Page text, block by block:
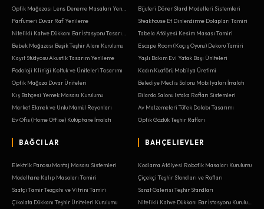
Parfümeri Duvar Raf Yenileme
Bebek Mağazası Beşik Teşhir Alanı Kurulumu
Kayıt Stüdyosu Akustik Tasarım Yenileme
Podoloji Kliniği Koltuk ve Üniteleri Tasarımı
Optik Mağaza Duvar Üniteleri
Kış Bahçesi Yemek Masası Kurulumu
Market Ekmek ve Unlu Mamül Reyonları
Ev Ofis (Home Office) Kütüphane İmalatı
Bijuteri Döner Stand Modelleri Sistemleri
Steakhouse Et Dinlendirme Dolapları Tamiri
Tabela Atölyesi Kesim Masası Tamiri
Escape Room (Kaçış Oyunu) Dekoru Tamiri
Yaşlı Bakım Evi Yatak Başı Üniteleri
Kadın Kuaförü Mobilya Üretimi
Belediye Meclis Salonu Mobilyaları İmalatı
Bilardo Salonu Istaka Rafları Sistemleri
Av Malzemeleri Tüfek Dolabı Tasarımı
Optik Gözlük Teşhir Rafları
BAĞCILAR
Elektrik Panosu Montaj Masası Sistemleri
Modelhane Kalıp Masaları Tamiri
Saatçi Tamir Tezgahı ve Vitrini Tamiri
Çikolata Dükkanı Teşhir Üniteleri Kurulumu
BAHÇELIEVLER
Kodlama Atölyesi Robotik Masaları Kurulumu
Çiçekçi Teşhir Standları ve Rafları
Sanat Galerisi Teşhir Standları